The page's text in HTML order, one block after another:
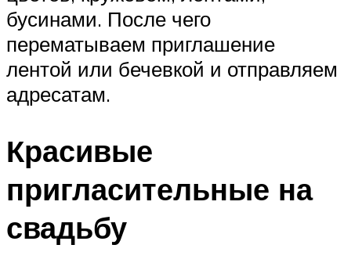
бусинами. После чего
перематываем приглашение
лентой или бечевкой и отправляем
адресатам.
Красивые
пригласительные на
свадьбу